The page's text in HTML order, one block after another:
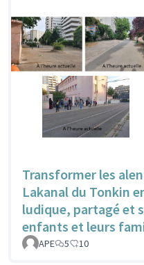
Transformer les
Lakanal du Tonkin
ludique, partagé et
enfants et leurs
APE 5 10